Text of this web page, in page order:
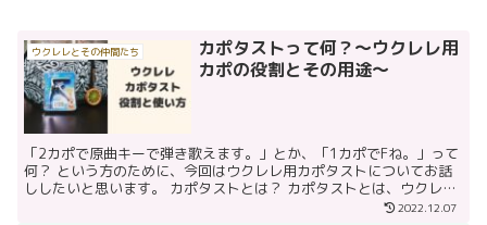
ウクレレとその仲間たち
カポタストって何？〜ウクレレ用
カポの役割とその用途〜
「2カポで原曲キーで弾き歌えます。」とか、「1カポでFね。」って
何？ という方のために、今回はウクレレ用カポタストについてお話
ししたいと思います。 カポタストとは？ カポタストとは、ウクレレ
やギターなどの弦楽器を簡単に移調できる道具で、略し... 2022.12.07